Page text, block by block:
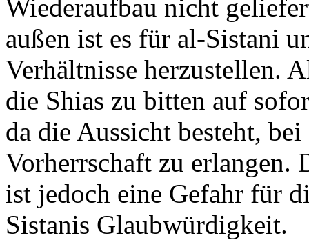
Wiederaufbau nicht
außen ist es für al-Sistani
Verhältnisse herzustellen.
die Shias zu bitten auf
da die Aussicht besteht,
Vorherrschaft zu erlangen.
ist jedoch eine Gefahr für
Sistanis Glaubwürdigkeit.